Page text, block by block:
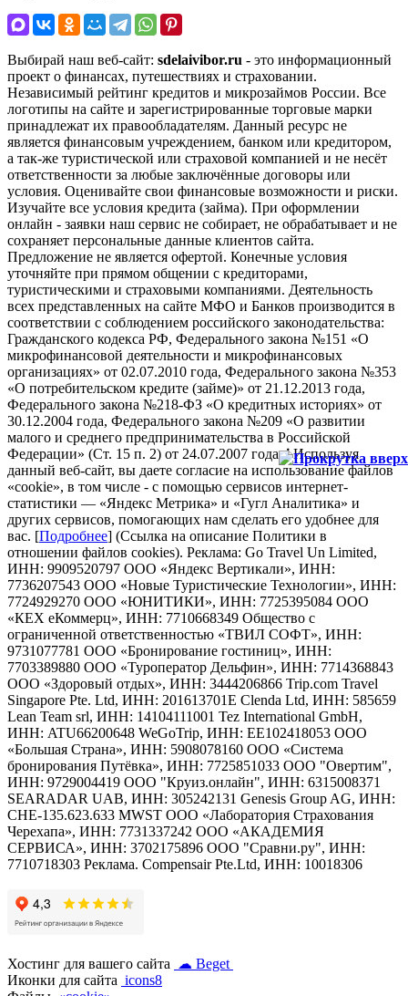
Выбирай наш веб-сайт: sdelaivibor.ru - это информационный
проект о финансах, путешествиях и страховании.
Независимый рейтинг кредитов и микрозаймов России. Все
логотипы на сайте и зарегистрированные торговые марки
принадлежат их правообладателям. Данный ресурс не
является финансовым учреждением, банком или кредитором,
а так-же туристической или страховой компанией и не несёт
ответственности за любые заключённые договоры или
условия. Оценивайте свои финансовые возможности и риски.
Изучайте все условия кредита (займа). При оформлении
онлайн - заявки наш сервис не собирает, не обрабатывает и не
сохраняет персональные данные клиентов сайта.
Предложение не является офертой. Конечные условия
уточняйте при прямом общении с кредиторами,
туристическими и страховыми компаниями. Деятельность
всех представленных на сайте МФО и Банков производится в
соответствии с соблюдением российского законодательства:
Гражданского кодекса РФ, Федерального закона №151 «О
микрофинансовой деятельности и микрофинансовых
организациях» от 02.07.2010 года, Федерального закона №353
«О потребительском кредите (займе)» от 21.12.2013 года,
Федерального закона №218-ФЗ «О кредитных историях» от
30.12.2004 года, Федерального закона №209 «О развитии
малого и среднего предпринимательства в Российской
Федерации» (Ст. 15 п. 2) от 24.07.2007 года.iИспользуя
данный веб-сайт, вы даете согласие на использование файлов
«cookie», в том числе - с помощью сервисов интернет-
статистики — «Яндекс Метрика» и «Гугл Аналитика» и
других сервисов, помогающих нам сделать его удобнее для
вас. [Подробнее] (Ссылка на описание Политики в
отношении файлов cookies). Реклама: Go Travel Un Limited,
ИНН: 9909520797 ООО «Яндекс Вертикали», ИНН:
7736207543 ООО «Новые Туристические Технологии», ИНН:
7724929270 ООО «ЮНИТИКИ», ИНН: 7725395084 ООО
«КЕХ еКоммерц», ИНН: 7710668349 Общество с
ограниченной ответственностью «ТВИЛ СОФТ», ИНН:
9731077781 ООО «Бронирование гостиниц», ИНН:
7703389880 ООО «Туроператор Дельфин», ИНН: 7714368843
ООО «Здоровый отдых», ИНН: 3444206866 Trip.com Travel
Singapore Pte. Ltd, ИНН: 201613701E Clenda Ltd, ИНН: 585659
Lean Team srl, ИНН: 14104111001 Tez International GmbH,
ИНН: ATU66200648 WeGoTrip, ИНН: EE102418053 ООО
«Большая Страна», ИНН: 5908078160 ООО «Система
бронирования Путёвка», ИНН: 7725851033 ООО "Овертим",
ИНН: 9729004419 ООО "Круиз.онлайн", ИНН: 6315008371
SEARADAR UAB, ИНН: 305242131 Genesis Group AG, ИНН:
CHE-135.623.633 MWST ООО «Лаборатория Страхования
Черехапа», ИНН: 7731337242 ООО «АКАДЕМИЯ
СЕРВИСА», ИНН: 3702175896 OOO "Сравни.ру", ИНН:
7710718303 Реклама. Compensair Pte.Ltd, ИНН: 10018306
Хостинг для вашего сайта ☁ Beget
Иконки для сайта icons8